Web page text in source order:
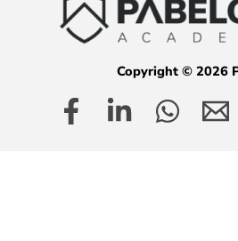
Copyright © 2026